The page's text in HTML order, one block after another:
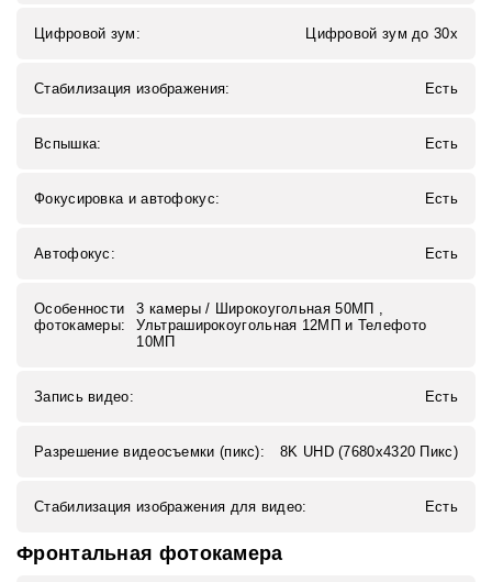
Цифровой зум: Цифровой зум до 30x
Стабилизация изображения: Есть
Вспышка: Есть
Фокусировка и автофокус: Есть
Автофокус: Есть
Особенности
фотокамеры:
3 камеры / Широкоугольная 50МП ,
Ультраширокоугольная 12МП и Телефото
10МП
Запись видео: Есть
Разрешение видеосъемки (пикс): 8K UHD (7680x4320 Пикс)
Стабилизация изображения для видео: Есть
Фронтальная фотокамера